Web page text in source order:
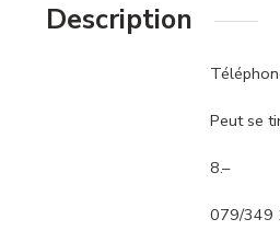
Description
Peut se
8.–
079/349